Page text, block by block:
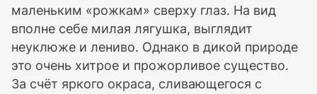
маленьким «рожкам» сверху глаз. На вид
вполне себе милая лягушка, выглядит
неуклюже и лениво. Однако в дикой природе
это очень хитрое и прожорливое существо.
За счёт яркого окраса, сливающегося с